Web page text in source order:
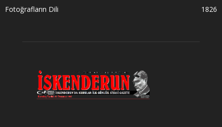
Fotoğrafların Dili
1826